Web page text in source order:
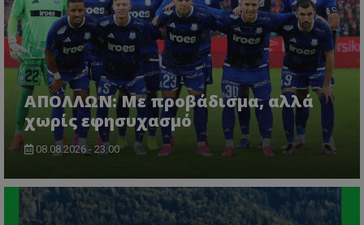
ΑΠΟΛΛΩΝ: Με προβάδισμα, αλλά
χωρίς εφησυχασμό
08.08.2026 - 23:00